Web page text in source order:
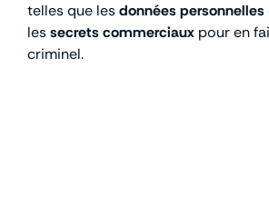
telles que lesdonnées personnelles
lessecrets commerciaux pour en
criminel.